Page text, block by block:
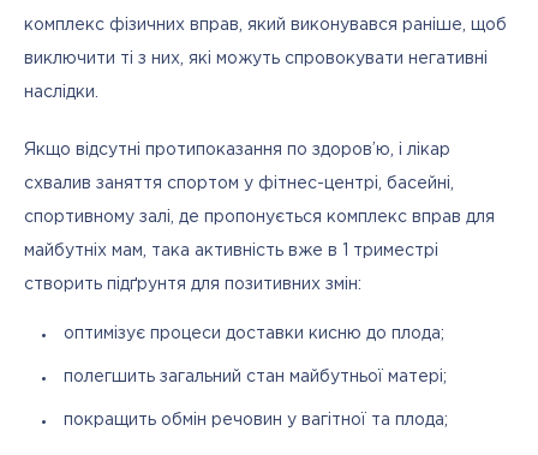
комплекс фізичних вправ, який виконувався раніше, щоб
виключити ті з них, які можуть спровокувати негативні
наслідки.
Якщо відсутні протипоказання по здоров’ю, і лікар
схвалив заняття спортом у фітнес-центрі, басейні,
спортивному залі, де пропонується комплекс вправ для
майбутніх мам, така активність вже в 1 триместрі
створить підґрунтя для позитивних змін:
оптимізує процеси доставки кисню до плода;
полегшить загальний стан майбутньої матері;
покращить обмін речовин у вагітної та плода;